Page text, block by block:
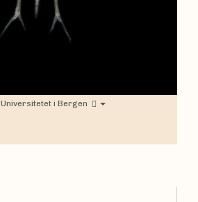
Universitetet i Bergen